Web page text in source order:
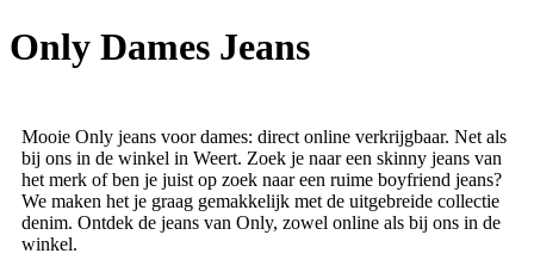
Only Dames Jeans
Mooie Only jeans voor dames: direct online verkrijgbaar. Net als
bij ons in de winkel in Weert. Zoek je naar een skinny jeans van
het merk of ben je juist op zoek naar een ruime boyfriend jeans?
We maken het je graag gemakkelijk met de uitgebreide collectie
denim. Ontdek de jeans van Only, zowel online als bij ons in de
winkel.